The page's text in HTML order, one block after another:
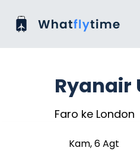
Ryanair
Faro ke London
Kam, 6 Agt